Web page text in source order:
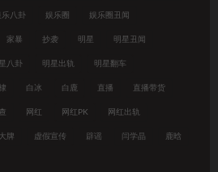
乐八卦 娱乐圈 娱乐圈丑闻
家暴 抄袭 明星 明星丑闻
八卦 明星出轨 明星翻车
白冰 白鹿 直播 直播带货
网红 网红PK 网红出轨
牌 虚假宣传 辟谣 闫学晶 鹿晗